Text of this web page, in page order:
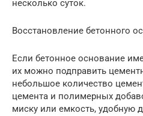
несколько суток.
Восстановление бетонного
Если бетонное основание
их можно подправить
небольшое количество
цемента и полимерных
миску или емкость, удобную